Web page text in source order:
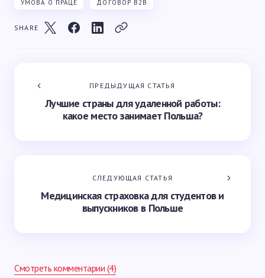
УМОВА О ПРАЦЕ ДОГОВОР B2B
SHARE
ПРЕДЫДУЩАЯ СТАТЬЯ
Лучшие страны для удаленной работы:
какое место занимает Польша?
СЛЕДУЮЩАЯ СТАТЬЯ
Медицинская страховка для студентов и
выпускников в Польше
Смотреть комментарии (4)